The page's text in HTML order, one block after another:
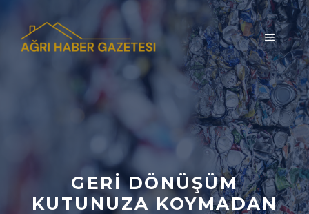
MENÜ
GERI DÖNÜŞÜM
KUTUNUZA KOYMADAN